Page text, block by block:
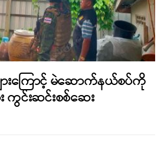
းကြောင့် မဲဆောက်နယ်စပ်ကို
ကွင်းဆင်းစစ်ဆေး